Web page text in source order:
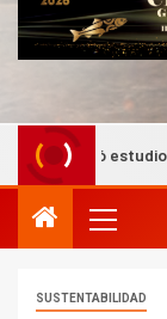
sobre los
SUSTENTABILIDAD